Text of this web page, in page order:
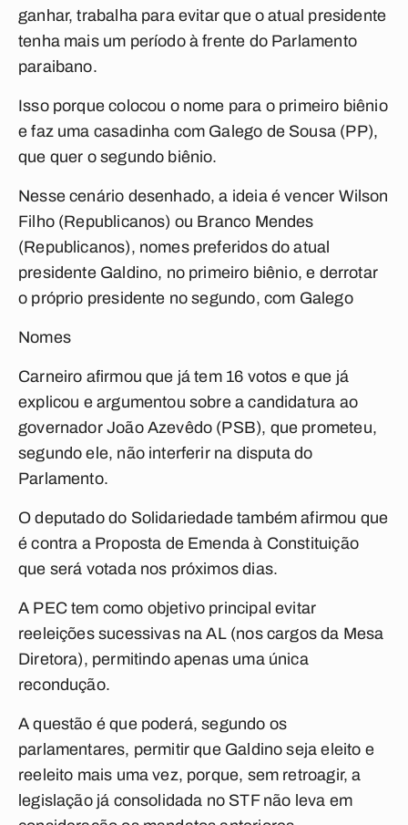
ganhar, trabalha para evitar que o atual presidente
tenha mais um período à frente do Parlamento
paraibano.
Isso porque colocou o nome para o primeiro biênio
e faz uma casadinha com Galego de Sousa (PP),
que quer o segundo biênio.
Nesse cenário desenhado, a ideia é vencer Wilson
Filho (Republicanos) ou Branco Mendes
(Republicanos), nomes preferidos do atual
presidente Galdino, no primeiro biênio, e derrotar
o próprio presidente no segundo, com Galego
Nomes
Carneiro afirmou que já tem 16 votos e que já
explicou e argumentou sobre a candidatura ao
governador João Azevêdo (PSB), que prometeu,
segundo ele, não interferir na disputa do
Parlamento.
O deputado do Solidariedade também afirmou que
é contra a Proposta de Emenda à Constituição
que será votada nos próximos dias.
A PEC tem como objetivo principal evitar
reeleições sucessivas na AL (nos cargos da Mesa
Diretora), permitindo apenas uma única
recondução.
A questão é que poderá, segundo os
parlamentares, permitir que Galdino seja eleito e
reeleito mais uma vez, porque, sem retroagir, a
legislação já consolidada no STF não leva em